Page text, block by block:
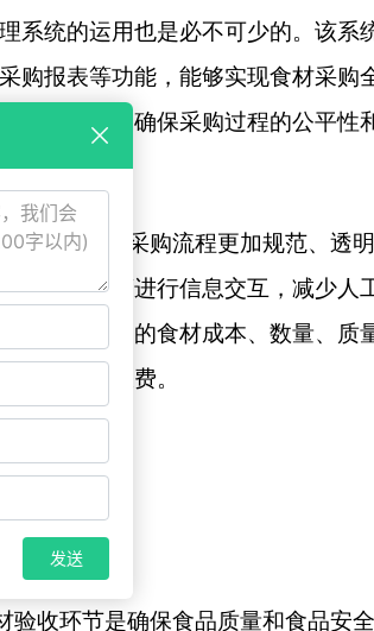
系统的运用也是必不可少的。该系
购报表等功能，能够实现食材采购
账户管理，确保采购过程的公平性
系统使食堂采购流程更加规范、透
动与供应商进行信息交互，减少人
购人员采购的食材成本、数量、质
费和资源浪费。
验收环节是确保食品质量和食品安
发送